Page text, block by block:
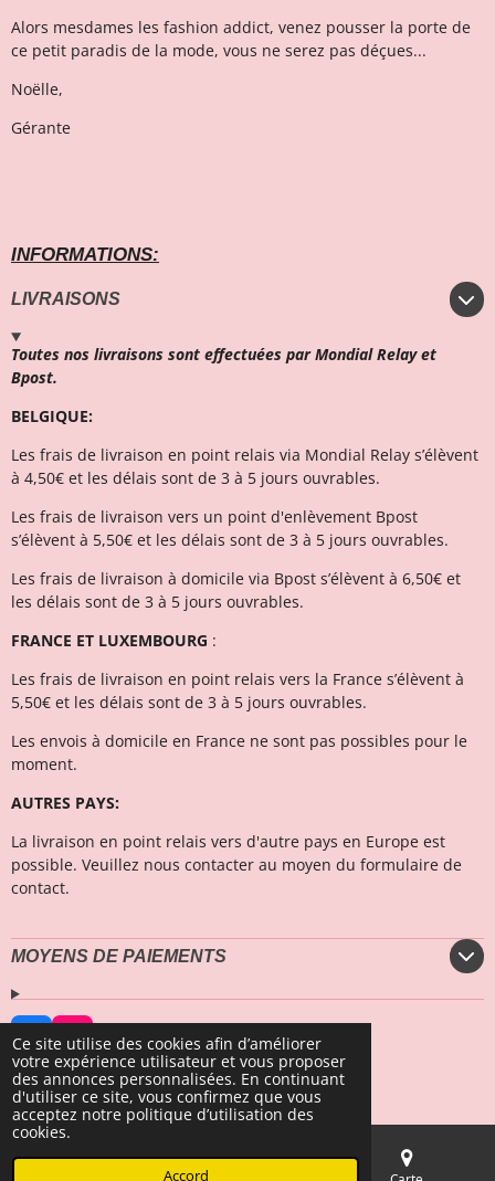
Ce site utilise des cookies afin d’améliorer
votre expérience utilisateur et vous proposer
des annonces personnalisées. En continuant
d'utiliser ce site, vous confirmez que vous
acceptez notre politique d’utilisation des
cookies.
Accord
Alors mesdames les fashion addict, venez pousser la porte de
ce petit paradis de la mode, vous ne serez pas déçues...
Noëlle,
Gérante
INFORMATIONS:
LIVRAISONS
Toutes nos livraisons sont effectuées par Mondial Relay et
Bpost.
BELGIQUE:
Les frais de livraison en point relais via Mondial Relay s’élèvent
à 4,50€ et les délais sont de 3 à 5 jours ouvrables.
Les frais de livraison vers un point d'enlèvement Bpost
s’élèvent à 5,50€ et les délais sont de 3 à 5 jours ouvrables.
Les frais de livraison à domicile via Bpost s’élèvent à 6,50€ et
les délais sont de 3 à 5 jours ouvrables.
FRANCE ET LUXEMBOURG :
Les frais de livraison en point relais vers la France s’élèvent à
5,50€ et les délais sont de 3 à 5 jours ouvrables.
Les envois à domicile en France ne sont pas possibles pour le
moment.
AUTRES PAYS:
La livraison en point relais vers d'autre pays en Europe est
possible. Veuillez nous contacter au moyen du formulaire de
contact.
MOYENS DE PAIEMENTS
F
a
c
e
b
o
I
n
s
t
a
© 2023 - 2026 Secrets Marins Fashion
Propulsé parWebador